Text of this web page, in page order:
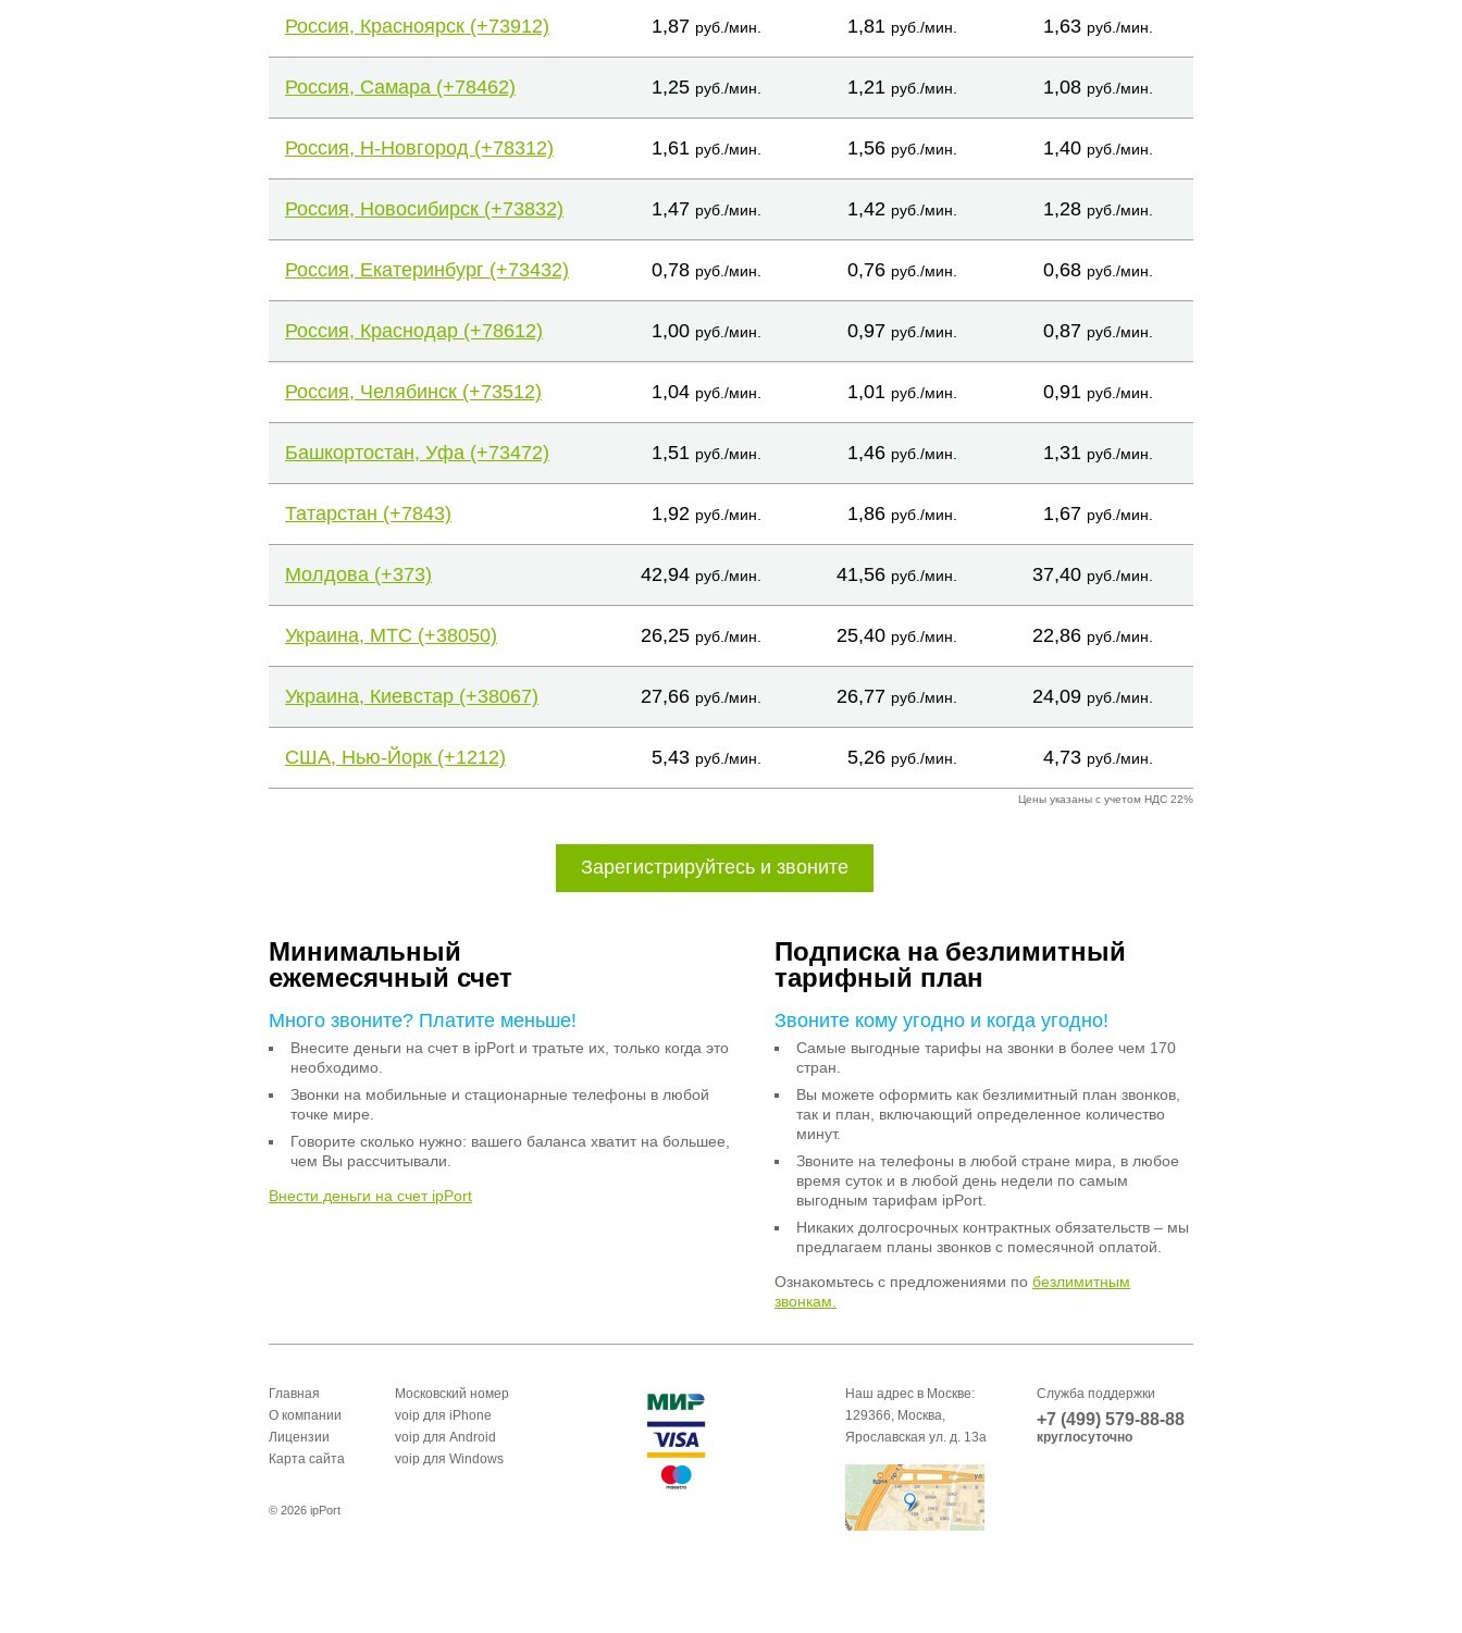
Россия, Красноярск (+73912) 1,87 руб./мин. 1,81 руб./мин. 1,63 руб./мин.
Россия, Самара (+78462) 1,25 руб./мин. 1,21 руб./мин. 1,08 руб./мин.
Россия, Н-Новгород (+78312) 1,61 руб./мин. 1,56 руб./мин. 1,40 руб./мин.
Россия, Новосибирск (+73832) 1,47 руб./мин. 1,42 руб./мин. 1,28 руб./мин.
Россия, Екатеринбург (+73432) 0,78 руб./мин. 0,76 руб./мин. 0,68 руб./мин.
Россия, Краснодар (+78612) 1,00 руб./мин. 0,97 руб./мин. 0,87 руб./мин.
Россия, Челябинск (+73512) 1,04 руб./мин. 1,01 руб./мин. 0,91 руб./мин.
Башкортостан, Уфа (+73472) 1,51 руб./мин. 1,46 руб./мин. 1,31 руб./мин.
Татарстан (+7843) 1,92 руб./мин. 1,86 руб./мин. 1,67 руб./мин.
Молдова (+373) 42,94 руб./мин. 41,56 руб./мин. 37,40 руб./мин.
Украина, МТС (+38050) 26,25 руб./мин. 25,40 руб./мин. 22,86 руб./мин.
Украина, Киевстар (+38067) 27,66 руб./мин. 26,77 руб./мин. 24,09 руб./мин.
США, Нью-Йорк (+1212) 5,43 руб./мин. 5,26 руб./мин. 4,73 руб./мин.
Цены указаны с учетом НДС 22%
Зарегистрируйтесь и звоните
Минимальный
ежемесячный счет
Много звоните? Платите меньше!
Внесите деньги на счет в ipPort и тратьте их, только когда это
необходимо.
Звонки на мобильные и стационарные телефоны в любой
точке мире.
Говорите сколько нужно: вашего баланса хватит на большее,
чем Вы рассчитывали.
Внести деньги на счет ipPort
Подписка на безлимитный
тарифный план
Звоните кому угодно и когда угодно!
Самые выгодные тарифы на звонки в более чем 170
стран.
Вы можете оформить как безлимитный план звонков,
так и план, включающий определенное количество
минут.
Звоните на телефоны в любой стране мира, в любое
время суток и в любой день недели по самым
выгодным тарифам ipPort.
Никаких долгосрочных контрактных обязательств – мы
предлагаем планы звонков с помесячной оплатой.
Ознакомьтесь с предложениями по безлимитным
звонкам.
Главная
О компании
Лицензии
Карта сайта
Московский номер
voip для iPhone
voip для Android
voip для Windows
Наш адрес в Москве:
129366, Москва,
Ярославская ул. д. 13а
Служба поддержки
+7 (499) 579-88-88
круглосуточно
© 2026 ipPort